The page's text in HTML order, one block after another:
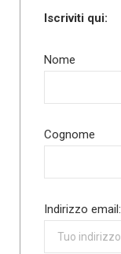
Iscriviti qui:
Nome
Cognome
Indirizzo email: